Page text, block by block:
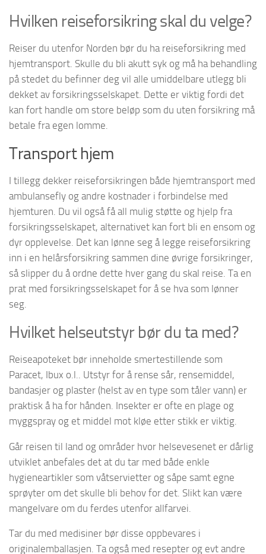
Hvilken reiseforsikring skal du velge?
Reiser du utenfor Norden bør du ha reiseforsikring med
hjemtransport. Skulle du bli akutt syk og må ha behandling
på stedet du befinner deg vil alle umiddelbare utlegg bli
dekket av forsikringsselskapet. Dette er viktig fordi det
kan fort handle om store beløp som du uten forsikring må
betale fra egen lomme.
Transport hjem
I tillegg dekker reiseforsikringen både hjemtransport med
ambulansefly og andre kostnader i forbindelse med
hjemturen. Du vil også få all mulig støtte og hjelp fra
forsikringsselskapet, alternativet kan fort bli en ensom og
dyr opplevelse. Det kan lønne seg å legge reiseforsikring
inn i en helårsforsikring sammen dine øvrige forsikringer,
så slipper du å ordne dette hver gang du skal reise. Ta en
prat med forsikringsselskapet for å se hva som lønner
seg.
Hvilket helseutstyr bør du ta med?
Reiseapoteket bør inneholde smertestillende som
Paracet, Ibux o.l.. Utstyr for å rense sår, rensemiddel,
bandasjer og plaster (helst av en type som tåler vann) er
praktisk å ha for hånden. Insekter er ofte en plage og
myggspray og et middel mot kløe etter stikk er viktig.
Går reisen til land og områder hvor helsevesenet er dårlig
utviklet anbefales det at du tar med både enkle
hygieneartikler som våtservietter og såpe samt egne
sprøyter om det skulle bli behov for det. Slikt kan være
mangelvare om du ferdes utenfor allfarvei.
Tar du med medisiner bør disse oppbevares i
originalemballasjen. Ta også med resepter og evt andre